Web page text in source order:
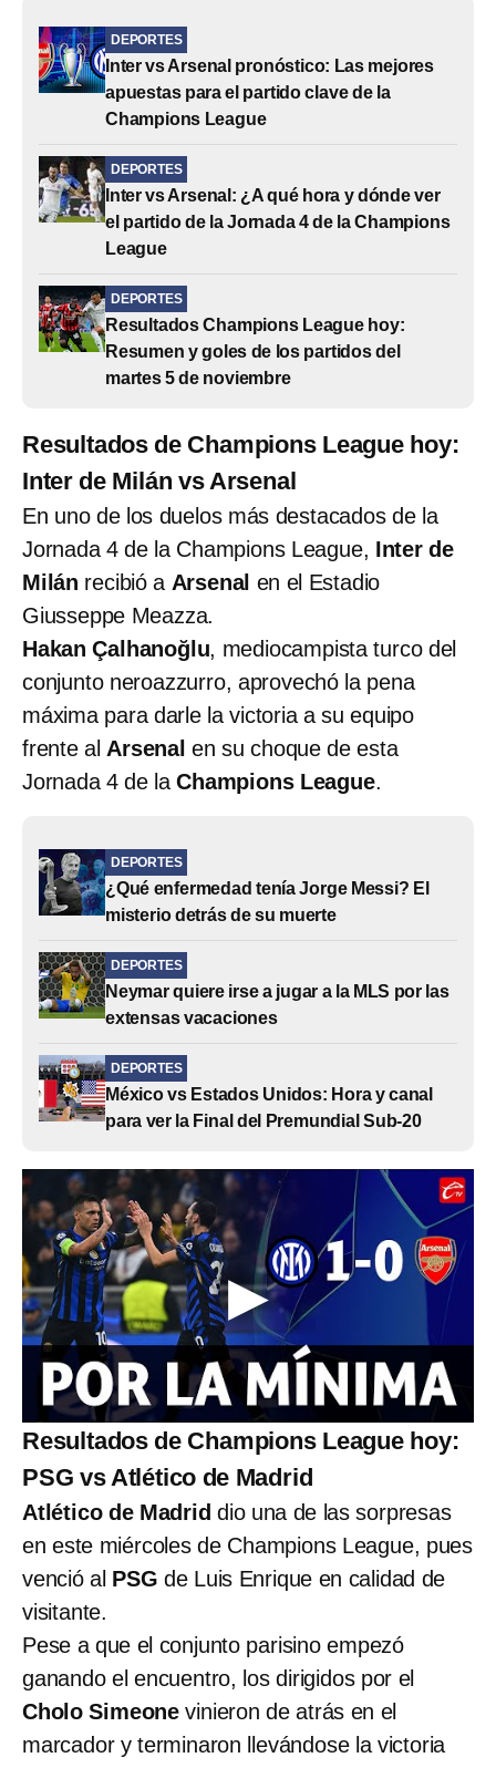
DEPORTES
Inter vs Arsenal pronóstico: Las mejores
apuestas para el partido clave de la
Champions League
DEPORTES
Inter vs Arsenal: ¿A qué hora y dónde ver
el partido de la Jornada 4 de la Champions
League
DEPORTES
Resultados Champions League hoy:
Resumen y goles de los partidos del
martes 5 de noviembre
Resultados de Champions League hoy:
Inter de Milán vs Arsenal
En uno de los duelos más destacados de la
Jornada 4 de la Champions League, Inter de
Milán recibió a Arsenal en el Estadio
Giusseppe Meazza.
Hakan Çalhanoğlu, mediocampista turco del
conjunto neroazzurro, aprovechó la pena
máxima para darle la victoria a su equipo
frente al Arsenal en su choque de esta
Jornada 4 de laChampions League.
DEPORTES
¿Qué enfermedad tenía Jorge Messi? El
misterio detrás de su muerte
DEPORTES
Neymar quiere irse a jugar a la MLS por las
extensas vacaciones
DEPORTES
México vs Estados Unidos: Hora y canal
para ver la Final del Premundial Sub-20
Resultados de Champions League hoy:
PSG vs Atlético de Madrid
Atlético de Madrid dio una de las sorpresas
en este miércoles de Champions League, pues
venció al PSG de Luis Enrique en calidad de
visitante.
Pese a que el conjunto parisino empezó
ganando el encuentro, los dirigidos por el
Cholo Simeone vinieron de atrás en el
marcador y terminaron llevándose la victoria